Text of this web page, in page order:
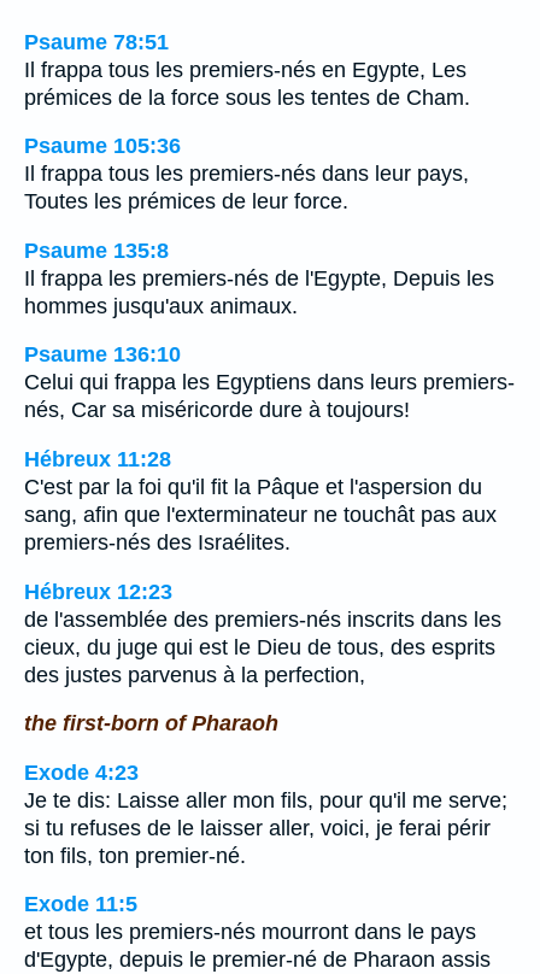
Psaume 78:51
Il frappa tous les premiers-nés en Egypte, Les
prémices de la force sous les tentes de Cham.
Psaume 105:36
Il frappa tous les premiers-nés dans leur pays,
Toutes les prémices de leur force.
Psaume 135:8
Il frappa les premiers-nés de l'Egypte, Depuis les
hommes jusqu'aux animaux.
Psaume 136:10
Celui qui frappa les Egyptiens dans leurs premiers-
nés, Car sa miséricorde dure à toujours!
Hébreux 11:28
C'est par la foi qu'il fit la Pâque et l'aspersion du
sang, afin que l'exterminateur ne touchât pas aux
premiers-nés des Israélites.
Hébreux 12:23
de l'assemblée des premiers-nés inscrits dans les
cieux, du juge qui est le Dieu de tous, des esprits
des justes parvenus à la perfection,
the first-born of Pharaoh
Exode 4:23
Je te dis: Laisse aller mon fils, pour qu'il me serve;
si tu refuses de le laisser aller, voici, je ferai périr
ton fils, ton premier-né.
Exode 11:5
et tous les premiers-nés mourront dans le pays
d'Egypte, depuis le premier-né de Pharaon assis